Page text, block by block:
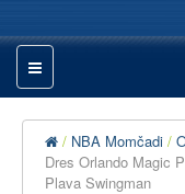
NBA Momčadi
Dres Orlando Magic
Plava Swingman